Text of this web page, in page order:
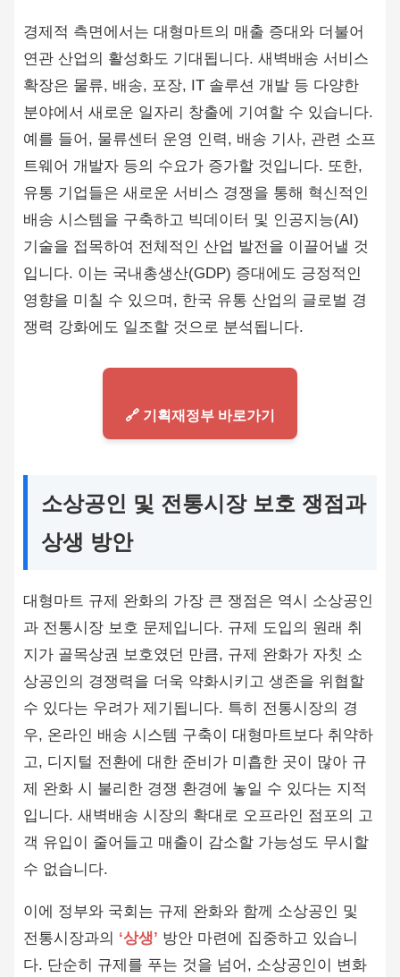
경제적 측면에서는 대형마트의 매출 증대와 더불어
연관 산업의 활성화도 기대됩니다. 새벽배송 서비스
확장은 물류, 배송, 포장, IT 솔루션 개발 등 다양한
분야에서 새로운 일자리 창출에 기여할 수 있습니다.
예를 들어, 물류센터 운영 인력, 배송 기사, 관련 소프
트웨어 개발자 등의 수요가 증가할 것입니다. 또한,
유통 기업들은 새로운 서비스 경쟁을 통해 혁신적인
배송 시스템을 구축하고 빅데이터 및 인공지능(AI)
기술을 접목하여 전체적인 산업 발전을 이끌어낼 것
입니다. 이는 국내총생산(GDP) 증대에도 긍정적인
영향을 미칠 수 있으며, 한국 유통 산업의 글로벌 경
쟁력 강화에도 일조할 것으로 분석됩니다.
🔗 기획재정부 바로가기
소상공인 및 전통시장 보호 쟁점과
상생 방안
대형마트 규제 완화의 가장 큰 쟁점은 역시 소상공인
과 전통시장 보호 문제입니다. 규제 도입의 원래 취
지가 골목상권 보호였던 만큼, 규제 완화가 자칫 소
상공인의 경쟁력을 더욱 약화시키고 생존을 위협할
수 있다는 우려가 제기됩니다. 특히 전통시장의 경
우, 온라인 배송 시스템 구축이 대형마트보다 취약하
고, 디지털 전환에 대한 준비가 미흡한 곳이 많아 규
제 완화 시 불리한 경쟁 환경에 놓일 수 있다는 지적
입니다. 새벽배송 시장의 확대로 오프라인 점포의 고
객 유입이 줄어들고 매출이 감소할 가능성도 무시할
수 없습니다.
이에 정부와 국회는 규제 완화와 함께 소상공인 및
전통시장과의 ‘상생’ 방안 마련에 집중하고 있습니
다. 단순히 규제를 푸는 것을 넘어, 소상공인이 변화